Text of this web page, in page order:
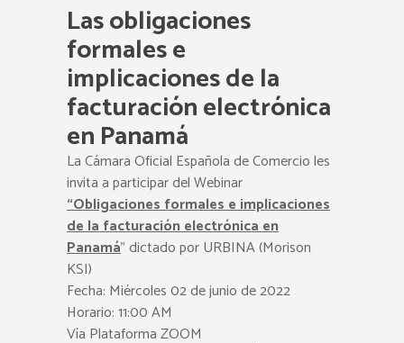
Las obligaciones
formales e
implicaciones de la
facturación electrónica
en Panamá
La Cámara Oficial Española de Comercio les
invita a participar del Webinar
“Obligaciones formales e implicaciones
de la facturación electrónica en
Panamá” dictado por URBINA (Morison
KSI)
Fecha: Miércoles 02 de junio de 2022
Horario: 11:00 AM
Vía Plataforma ZOOM